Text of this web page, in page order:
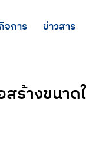
จการ ข่าวสาร
ร้างขนา